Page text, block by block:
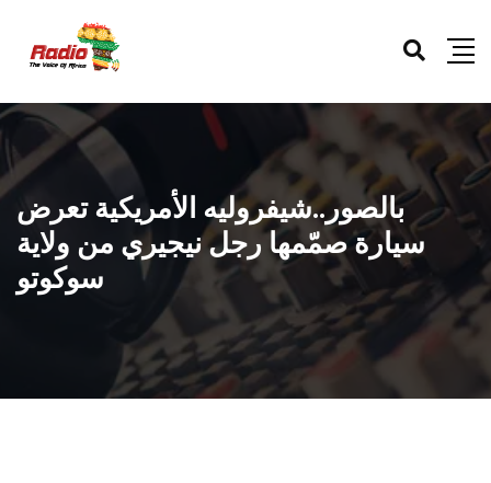
بالصور..شيفروليه الأمريكية تعرض
سيارة صمّمها رجل نيجيري من ولاية
سوكوتو